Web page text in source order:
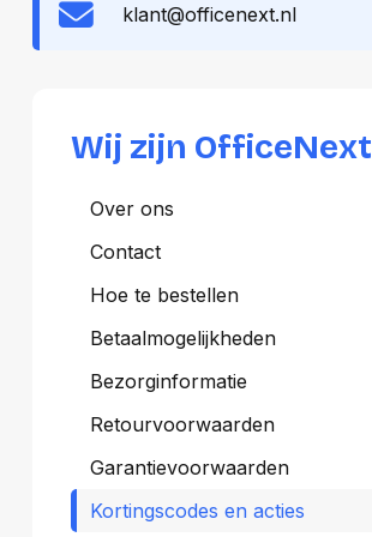
Wij zijn OfficeNext
Over ons
Contact
Hoe te bestellen
Betaalmogelijkheden
Bezorginformatie
Retourvoorwaarden
Garantievoorwaarden
Kortingscodes en acties
klant@officenext.nl